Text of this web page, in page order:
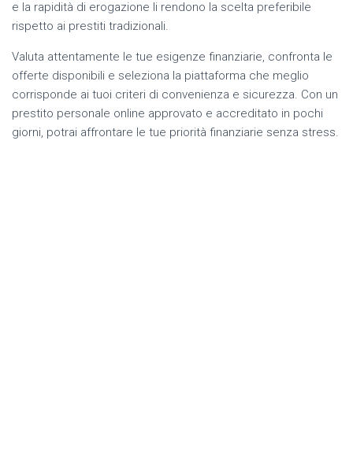
e la rapidità di erogazione li rendono la scelta preferibile
rispetto ai prestiti tradizionali.
Valuta attentamente le tue esigenze finanziarie, confronta le
offerte disponibili e seleziona la piattaforma che meglio
corrisponde ai tuoi criteri di convenienza e sicurezza. Con un
prestito personale online approvato e accreditato in pochi
giorni, potrai affrontare le tue priorità finanziarie senza stress.